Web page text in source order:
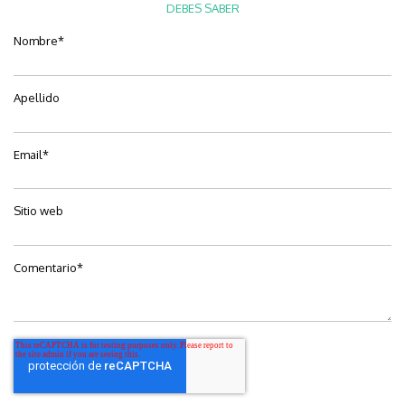
DEBES SABER
Nombre*
Apellido
Email*
Sitio web
Comentario*